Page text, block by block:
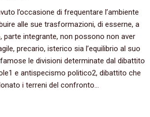
l’occasione di frequentare l’ambiente
alle sue trasformazioni, di esserne, a
parte integrante, non possono non aver
precario, isterico sia l’equilibrio al suo
le divisioni determinate dal dibattito
e antispecismo politico2, dibattito che
i terreni del confronto…